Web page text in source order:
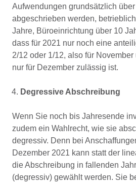
Aufwendungen grundsätzlich
abgeschrieben werden,
Jahre, Büroeinrichtung über 10
dass für 2021 nur noch eine
2/12 oder 1/12, also für
nur für Dezember zulässig ist.
Degressive Abschreibung
Wenn Sie noch bis Jahresende
zudem ein Wahlrecht, wie sie
degressiv. Denn bei
Dezember 2021 kann statt der
die Abschreibung in fallenden
(degressiv) gewählt werden. Sie